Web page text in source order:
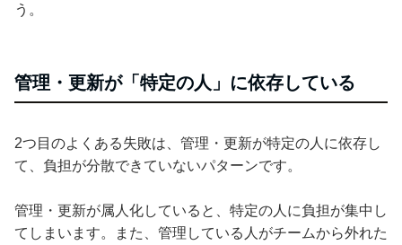
う。
管理・更新が「特定の人」に依存している
2つ目のよくある失敗は、管理・更新が特定の人に依存し
て、負担が分散できていないパターンです。
管理・更新が属人化していると、特定の人に負担が集中し
てしまいます。また、管理している人がチームから外れた